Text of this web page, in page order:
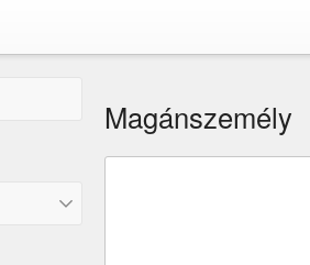
Magánszemély